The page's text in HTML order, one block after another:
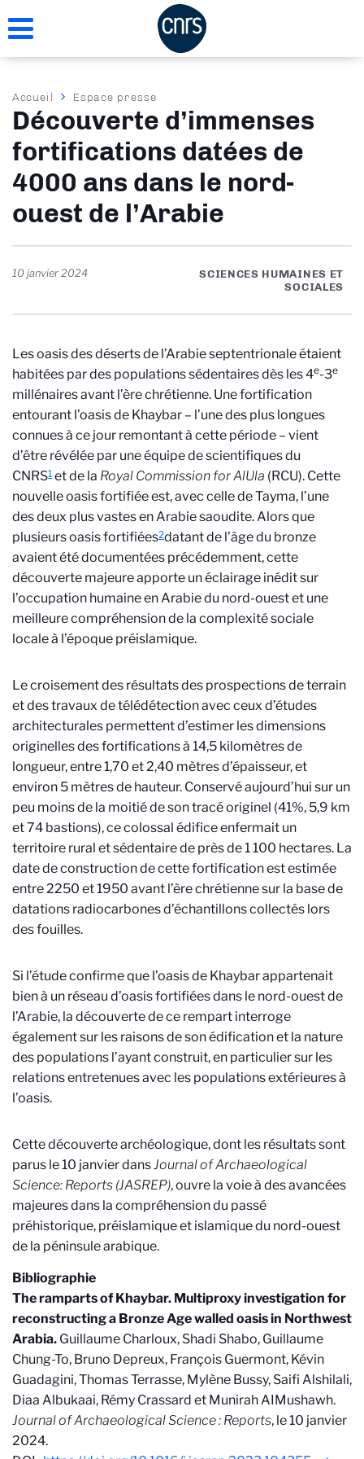
au
Fil
d'Ariane
Accueil Espace presse
Découverte d’immenses
fortifications datées de
4000 ans dans le nord-
ouest de l’Arabie
10 janvier 2024
SCIENCES HUMAINES ET
SOCIALES
Les oasis des déserts de l’Arabie septentrionale étaient
habitées par des populations sédentaires dès les 4e-3e
millénaires avant l’ère chrétienne. Une fortification
entourant l’oasis de Khaybar – l’une des plus longues
connues à ce jour remontant à cette période – vient
d’être révélée par une équipe de scientifiques du
CNRS1 et de la Royal Commission for AlUla (RCU). Cette
nouvelle oasis fortifiée est, avec celle de Tayma, l’une
des deux plus vastes en Arabie saoudite. Alors que
plusieurs oasis fortifiées2datant de l’âge du bronze
avaient été documentées précédemment, cette
découverte majeure apporte un éclairage inédit sur
l’occupation humaine en Arabie du nord-ouest et une
meilleure compréhension de la complexité sociale
locale à l’époque préislamique.
Le croisement des résultats des prospections de terrain
et des travaux de télédétection avec ceux d’études
architecturales permettent d’estimer les dimensions
originelles des fortifications à 14,5 kilomètres de
longueur, entre 1,70 et 2,40 mètres d’épaisseur, et
environ 5 mètres de hauteur. Conservé aujourd’hui sur un
peu moins de la moitié de son tracé originel (41%, 5,9 km
et 74 bastions), ce colossal édifice enfermait un
territoire rural et sédentaire de près de 1 100 hectares. La
date de construction de cette fortification est estimée
entre 2250 et 1950 avant l’ère chrétienne sur la base de
datations radiocarbones d’échantillons collectés lors
des fouilles.
Si l’étude confirme que l’oasis de Khaybar appartenait
bien à un réseau d’oasis fortifiées dans le nord-ouest de
l’Arabie, la découverte de ce rempart interroge
également sur les raisons de son édification et la nature
des populations l’ayant construit, en particulier sur les
relations entretenues avec les populations extérieures à
l’oasis.
Cette découverte archéologique, dont les résultats sont
parus le 10 janvier dansJournal of Archaeological
Science: Reports (JASREP), ouvre la voie à des avancées
majeures dans la compréhension du passé
préhistorique, préislamique et islamique du nord-ouest
de la péninsule arabique.
Bibliographie
The ramparts of Khaybar. Multiproxy investigation for
reconstructing a Bronze Age walled oasis in Northwest
Arabia. Guillaume Charloux, Shadi Shabo, Guillaume
Chung-To, Bruno Depreux, François Guermont, Kévin
Guadagini, Thomas Terrasse, Mylène Bussy, Saifi Alshilali,
Diaa Albukaai, Rémy Crassard et Munirah AIMushawh.
Journal of Archaeological Science : Reports, le 10 janvier
2024.